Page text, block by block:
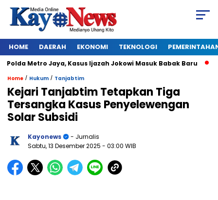
HOME DAERAH EKONOMI TEKNOLOGI
Metro Jaya, Kasus Ijazah Jokowi Masuk Babak Baru
Home / Hukum / Tanjabtim
Kejari Tanjabtim Tetapkan Tiga
Tersangka Kasus Penyelewengan
Solar Subsidi
Kayonews
- Jurnalis
Sabtu, 13 Desember 2025 - 03:00 WIB